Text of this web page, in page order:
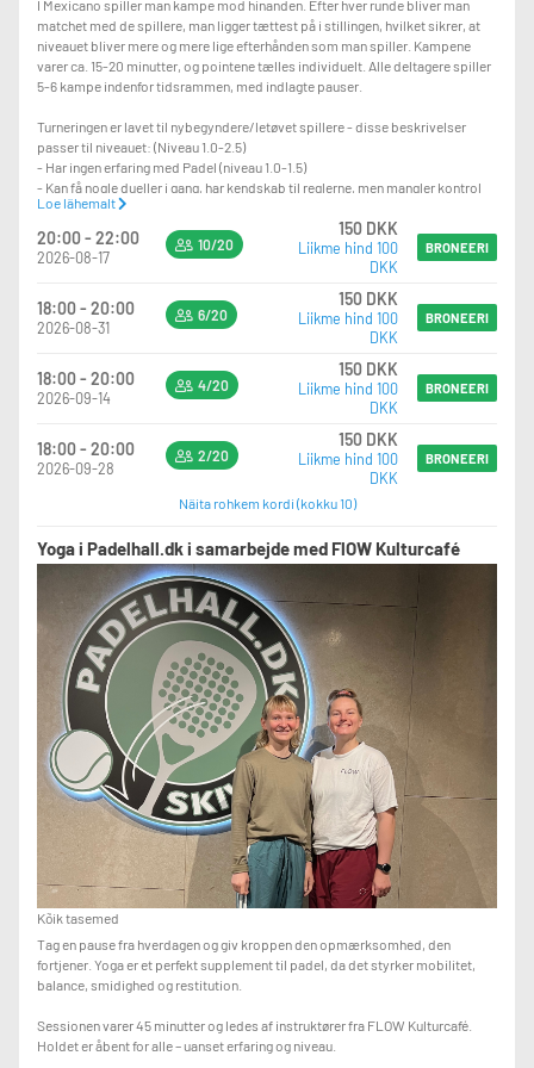
I Mexicano spiller man kampe mod hinanden. Efter hver runde bliver man
matchet med de spillere, man ligger tættest på i stillingen, hvilket sikrer, at
niveauet bliver mere og mere lige efterhånden som man spiller. Kampene
varer ca. 15-20 minutter, og pointene tælles individuelt. Alle deltagere spiller
5-6 kampe indenfor tidsrammen, med indlagte pauser.
Turneringen er lavet til nybegyndere/letøvet spillere - disse beskrivelser
passer til niveauet: (Niveau 1.0-2.5)
- Har ingen erfaring med Padel (niveau 1.0-1.5)
- Kan få nogle dueller i gang, har kendskab til reglerne, men mangler kontrol
(niveau 1.5-2.0)
- Spiller stabilt og har evt. erfaring fra anden ketchersport (niveau 2.0-2.5)
Ved under 8 tilmeldte aflyses begivenheden 48 timer før og betalingen
Der er nye bolde med i prisen til alle baner ved opstart.
Efter arrangementet er der mulighed for at blive lidt længere og hygge sig – vi
giver en sodavand eller vand, som er inkluderet i prisen
Loe lähemalt
20:00 - 22:00
2026-08-17
10/20
150 DKK
Liikme hind 100
DKK
BRONEERI
18:00 - 20:00
2026-08-31
6/20
150 DKK
Liikme hind 100
DKK
BRONEERI
18:00 - 20:00
2026-09-14
4/20
150 DKK
Liikme hind 100
DKK
BRONEERI
18:00 - 20:00
2026-09-28
2/20
150 DKK
Liikme hind 100
DKK
BRONEERI
Näita rohkem kordi (kokku 10)
Yoga i Padelhall.dk i samarbejde med FlOW Kulturcafé
Kõik tasemed
Tag en pause fra hverdagen og giv kroppen den opmærksomhed, den
fortjener. Yoga er et perfekt supplement til padel, da det styrker mobilitet,
balance, smidighed og restitution.
Sessionen varer 45 minutter og ledes af instruktører fra FLOW Kulturcafé.
Holdet er åbent for alle – uanset erfaring og niveau.